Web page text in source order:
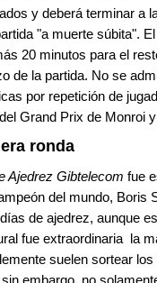
y deberá terminar a
"a muerte súbita".
20 minutos para el
de la partida. No se
por repetición de
Grand Prix de Monroi
ronda
Ajedrez Gibtelecom fue
del mundo,
de ajedrez, aunque
fue extraordinaria la
suelen sortear